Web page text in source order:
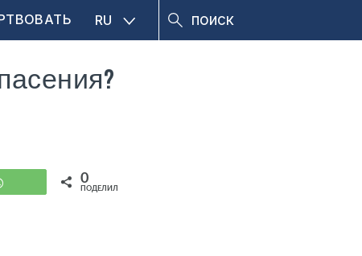
RU
WhatsApp 0
ПОДЕЛИЛИСЬ